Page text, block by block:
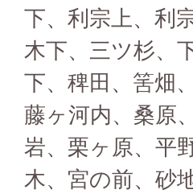
下、利宗上、利
木下、三ツ杉、
下、稗田、筈畑
藤ヶ河内、桑原
岩、栗ヶ原、平
木、宮の前、砂